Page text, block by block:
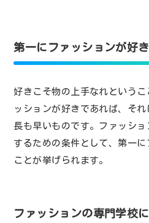
第一にファッションが好
好きこそ物の上手なれという
ッションが好きであれば、そ
長も早いものです。ファッシ
するための条件として、第一
ことが挙げられます。
ファッションの専門学校